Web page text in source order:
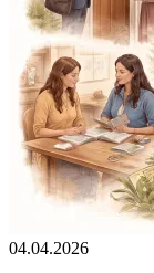
04.04.2026